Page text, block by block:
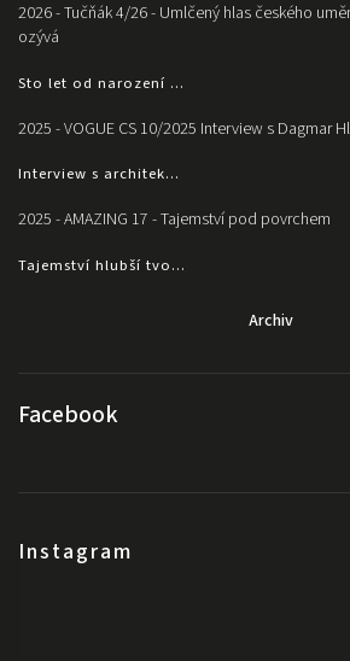
2026 - Tučňák 4/26 - Umlčený hlas českého
ozývá
Sto let od narození ...
2025 - VOGUE CS 10/2025 Interview s Dagmar
Interview s architek...
2025 - AMAZING 17 - Tajemství pod povrchem
Tajemství hlubší tvo...
Archiv
Facebook
Instagram